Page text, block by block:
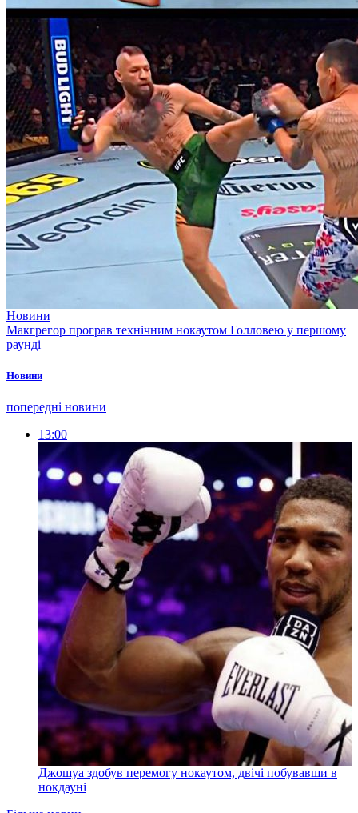
Новини
Макгрегор програв технічним нокаутом Голловею у першому
раунді
Новини
попередні новини
13:00
Джошуа здобув перемогу нокаутом, двічі побувавши в
нокдауні